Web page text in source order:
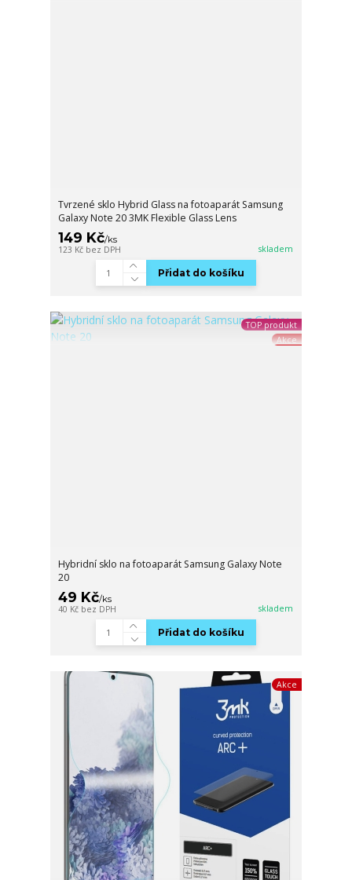
Tvrzené sklo Hybrid Glass na fotoaparát Samsung
Galaxy Note 20 3MK Flexible Glass Lens
149 Kč/ks
123 Kč bez DPH skladem
Přidat do košíku
TOP produkt
Akce
Hybridní sklo na fotoaparát Samsung Galaxy Note
20
49 Kč/ks
40 Kč bez DPH skladem
Přidat do košíku
Akce